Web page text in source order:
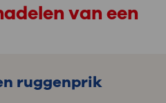
van een
ruggenprik